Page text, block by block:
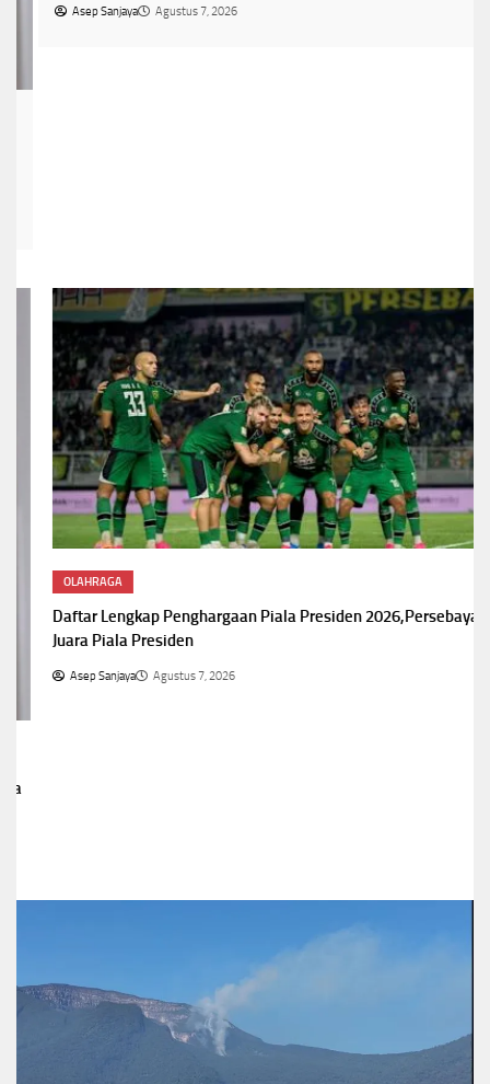
Asep Sanjaya Agustus 7, 2026
OLAHRAGA
Daftar Lengkap Penghargaan Piala Presiden 2026,Persebaya
Juara Piala Presiden
Asep Sanjaya Agustus 7, 2026